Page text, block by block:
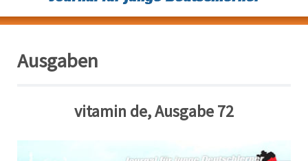
Ausgaben
vitamin de, Ausgabe 72